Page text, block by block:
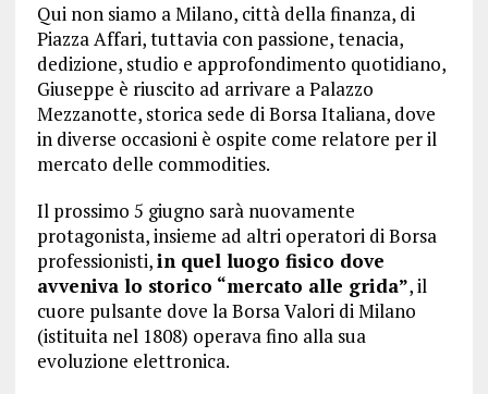
Qui non siamo a Milano, città della finanza, di
Piazza Affari, tuttavia con passione, tenacia,
dedizione, studio e approfondimento quotidiano,
Giuseppe è riuscito ad arrivare a Palazzo
Mezzanotte, storica sede di Borsa Italiana, dove
in diverse occasioni è ospite come relatore per il
mercato delle commodities.
Il prossimo 5 giugno sarà nuovamente
protagonista, insieme ad altri operatori di Borsa
professionisti,in quel luogo fisico dove
avveniva lo storico “mercato alle grida”, il
cuore pulsante dove la Borsa Valori di Milano
(istituita nel 1808) operava fino alla sua
evoluzione elettronica.